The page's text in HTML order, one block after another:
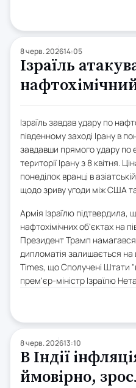
8 черв. 202614:05
Ізраїль
Ізраїль завдав удару по
південному заході Ірану в
завдавши прямого удару по
території Ірану з 8 квітня.
понеділок вранці в
щодо зриву угоди між США
Армія Ізраїлю підтвердила,
нафтохімічних об'єктах на
Президент Трамп
дипломатія залишається
Times, що Сполучені Штати
прем'єр-міністр Ізраїлю
8 черв. 202613:10
В Індії
ймовірно,